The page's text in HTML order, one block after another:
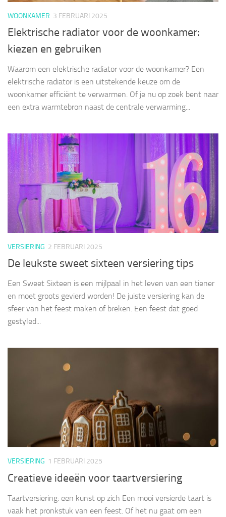
WOONKAMER 3 FEBRUARI 2025
Elektrische radiator voor de woonkamer:
kiezen en gebruiken
Waarom een elektrische radiator voor de woonkamer? Een
elektrische radiator is een uitstekende keuze om de
woonkamer efficiënt te verwarmen. Of je nu op zoek bent naar
een extra warmtebron naast de centrale verwarming...
VERSIERING 2 FEBRUARI 2025
De leukste sweet sixteen versiering tips
Een Sweet Sixteen is een mijlpaal in het leven van een tiener
en moet groots gevierd worden! De juiste versiering kan de
sfeer van het feest maken of breken. Een feest dat goed
gestyled...
VERSIERING 1 FEBRUARI 2025
Creatieve ideeën voor taartversiering
Taartversiering: een kunst op zich Een mooi versierde taart is
vaak het pronkstuk van een feest. Of het nu gaat om een